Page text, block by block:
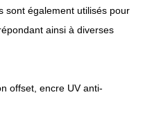
sont également utilisés pour
ainsi à diverses